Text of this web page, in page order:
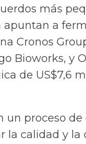
más
apuntan a
Cronos
Bioworks, y
de US$7,6
un proceso
la calidad y la